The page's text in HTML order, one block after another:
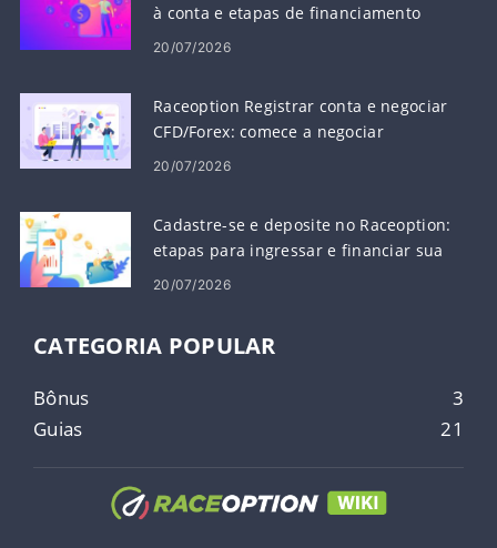
à conta e etapas de financiamento
20/07/2026
Raceoption Registrar conta e negociar
CFD/Forex: comece a negociar
20/07/2026
Cadastre-se e deposite no Raceoption:
etapas para ingressar e financiar sua
conta
20/07/2026
CATEGORIA POPULAR
Bônus
3
Guias
21